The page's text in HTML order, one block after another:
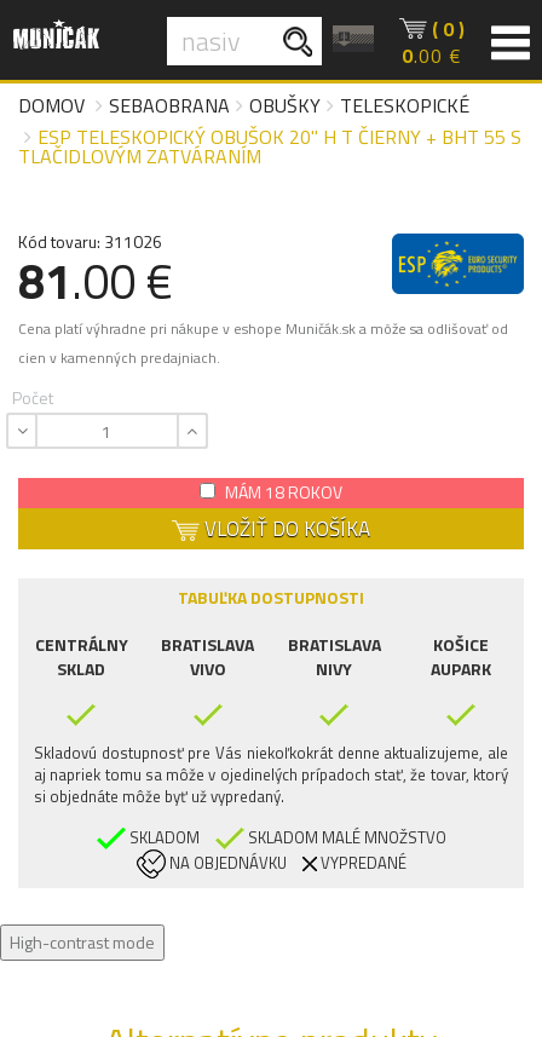
( 0 )
0.00 €
DOMOV
SEBAOBRANA OBUŠKY
TELESKOPICKÉ
ESP TELESKOPICKÝ OBUŠOK 20" H T ČIERNY + BHT 55 S
TLAČIDLOVÝM ZATVÁRANÍM
Kód tovaru: 311026
81.00 €
Cena platí výhradne pri nákupe v eshope Muničák.sk a môže sa odlišovať od
cien v kamenných predajniach.
Počet
MÁM 18 ROKOV
VLOŽIŤ DO KOŠÍKA
TABUĽKA DOSTUPNOSTI
CENTRÁLNY
SKLAD
BRATISLAVA
VIVO
BRATISLAVA
NIVY
KOŠICE
AUPARK
Skladovú dostupnosť pre Vás niekoľkokrát denne aktualizujeme, ale
aj napriek tomu sa môže v ojedinelých prípadoch stať, že tovar, ktorý
si objednáte môže byť už vypredaný.
SKLADOM
SKLADOM MALÉ MNOŽSTVO
NA OBJEDNÁVKU
VYPREDANÉ
High-contrast mode